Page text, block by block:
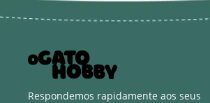
Respondemos rapidamente aos seus